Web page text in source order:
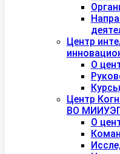
Центр
О
Центр
ВО
О